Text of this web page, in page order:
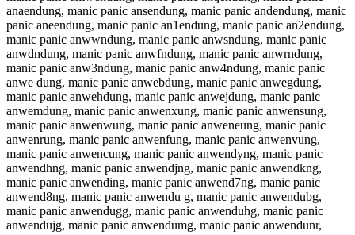
anaendung, manic panic ansendung, manic panic andendung, manic
panic aneendung, manic panic an1endung, manic panic an2endung,
manic panic anwwndung, manic panic anwsndung, manic panic
anwdndung, manic panic anwfndung, manic panic anwrndung,
manic panic anw3ndung, manic panic anw4ndung, manic panic
anwe dung, manic panic anwebdung, manic panic anwegdung,
manic panic anwehdung, manic panic anwejdung, manic panic
anwemdung, manic panic anwenxung, manic panic anwensung,
manic panic anwenwung, manic panic anweneung, manic panic
anwenrung, manic panic anwenfung, manic panic anwenvung,
manic panic anwencung, manic panic anwendyng, manic panic
anwendhng, manic panic anwendjng, manic panic anwendkng,
manic panic anwending, manic panic anwend7ng, manic panic
anwend8ng, manic panic anwendu g, manic panic anwendubg,
manic panic anwendugg, manic panic anwenduhg, manic panic
anwendujg, manic panic anwendumg, manic panic anwendunr,